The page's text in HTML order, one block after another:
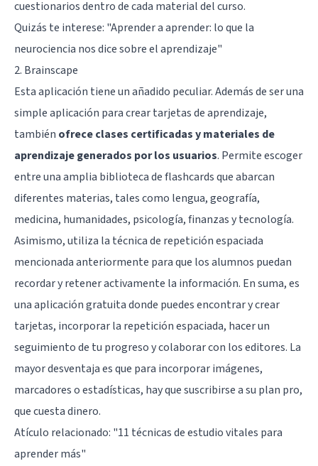
cuestionarios dentro de cada material del curso.
Quizás te interese: "Aprender a aprender: lo que la
neurociencia nos dice sobre el aprendizaje"
2. Brainscape
Esta aplicación tiene un añadido peculiar. Además de ser una
simple aplicación para crear tarjetas de aprendizaje,
también ofrece clases certificadas y materiales de
aprendizaje generados por los usuarios. Permite escoger
entre una amplia biblioteca de flashcards que abarcan
diferentes materias, tales como lengua, geografía,
medicina, humanidades, psicología, finanzas y tecnología.
Asimismo, utiliza la técnica de repetición espaciada
mencionada anteriormente para que los alumnos puedan
recordar y retener activamente la información. En suma, es
una aplicación gratuita donde puedes encontrar y crear
tarjetas, incorporar la repetición espaciada, hacer un
seguimiento de tu progreso y colaborar con los editores. La
mayor desventaja es que para incorporar imágenes,
marcadores o estadísticas, hay que suscribirse a su plan pro,
que cuesta dinero.
Atículo relacionado: "11 técnicas de estudio vitales para
aprender más"